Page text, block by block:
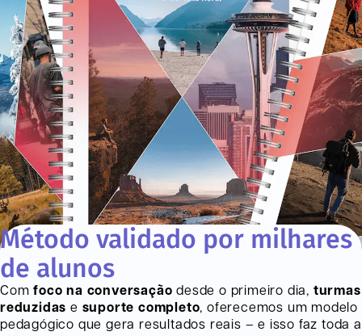
Método validado por milhares
de alunos
Comfoco na conversação desde o primeiro dia, turmas
reduzidas e suporte completo, oferecemos um modelo
pedagógico que gera resultados reais – e isso faz toda a